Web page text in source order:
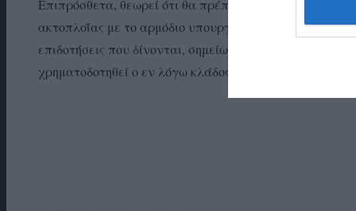
Επιπρόσθετα, θεωρεί ότι θα πρέπει να γίνει μια
ακτοπλοΐας με το αρμόδιο υπουργείο, με την
επιδοτήσεις που δίνονται, σημείωσε ότι είναι
χρηματοδοτηθεί ο εν λόγω κλάδος και να